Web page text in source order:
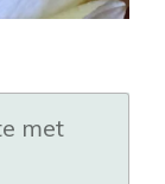
met